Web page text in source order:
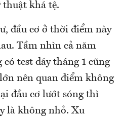
thuật khá tệ.
đầu cơ ở thời điểm này
Tầm nhìn cả năm
test đáy tháng 1 cũng
nên quan điểm không
đầu cơ lướt sóng thì
là không nhỏ. Xu